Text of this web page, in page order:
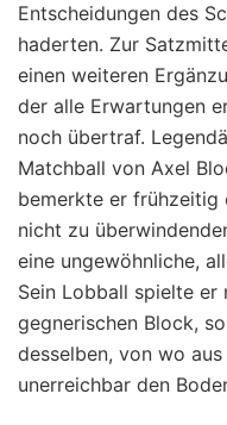
Entscheidungen des
haderten. Zur
einen weiteren
der alle Erwartungen
noch übertraf.
Matchball von Axel
bemerkte er frühzeitig
nicht zu
eine ungewöhnliche,
Sein Lobball spielte
gegnerischen Block,
desselben, von wo
unerreichbar den